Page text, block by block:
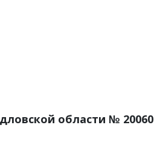
области № 20060